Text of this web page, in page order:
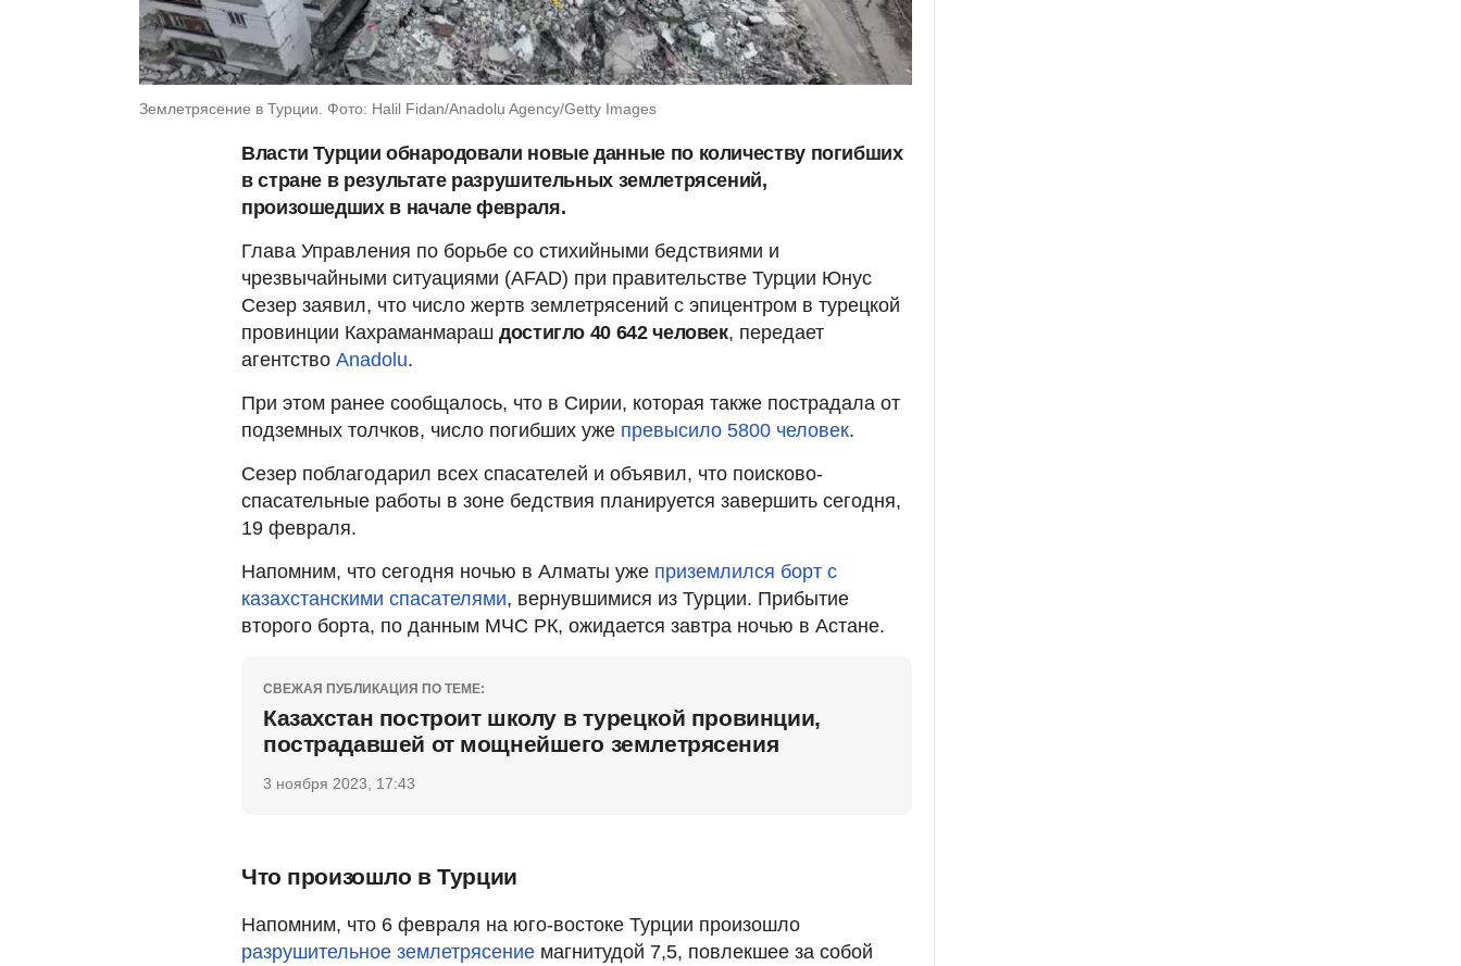
Землетрясение в Турции. Фото: Halil Fidan/Anadolu Agency/Getty Images
Власти Турции обнародовали новые данные по количеству погибших
в стране в результате разрушительных землетрясений,
произошедших в начале февраля.
Глава Управления по борьбе со стихийными бедствиями и
чрезвычайными ситуациями (AFAD) при правительстве Турции Юнус
Сезер заявил, что число жертв землетрясений с эпицентром в турецкой
провинции Кахраманмараш достигло 40 642 человек, передает
агентство Anadolu.
При этом ранее сообщалось, что в Сирии, которая также пострадала от
подземных толчков, число погибших уже превысило 5800 человек.
Сезер поблагодарил всех спасателей и объявил, что поисково-
спасательные работы в зоне бедствия планируется завершить сегодня,
19 февраля.
Напомним, что сегодня ночью в Алматы уже приземлился борт с
казахстанскими спасателями, вернувшимися из Турции. Прибытие
второго борта, по данным МЧС РК, ожидается завтра ночью в Астане.
СВЕЖАЯ ПУБЛИКАЦИЯ ПО ТЕМЕ:
Казахстан построит школу в турецкой провинции,
пострадавшей от мощнейшего землетрясения
3 ноября 2023, 17:43
Что произошло в Турции
Напомним, что 6 февраля на юго-востоке Турции произошло
разрушительное землетрясение магнитудой 7,5, повлекшее за собой